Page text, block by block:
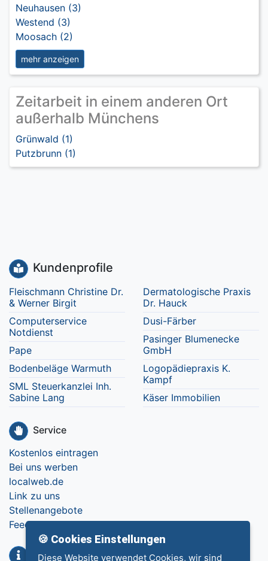
Neuhausen (3)
Westend (3)
Moosach (2)
mehr anzeigen
Zeitarbeit in einem anderen Ort
außerhalb Münchens
Grünwald (1)
Putzbrunn (1)
Kundenprofile
Fleischmann Christine Dr.
& Werner Birgit
Computerservice
Notdienst
Pape
Bodenbeläge Warmuth
SML Steuerkanzlei Inh.
Sabine Lang
Dermatologische Praxis
Dr. Hauck
Dusi-Färber
Pasinger Blumenecke
GmbH
Logopädiepraxis K.
Kampf
Käser Immobilien
Service
Kostenlos eintragen
Bei uns werben
localweb.de
Link zu uns
Stellenangebote
Feedback
Info
🍪 Cookies Einstellungen
Diese Website verwendet Cookies, wir sind